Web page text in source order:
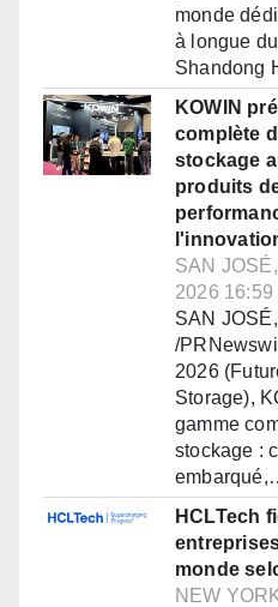
monde
à longue
Shandong
KOWIN
complète
stockage
produits
SAN
2026 16:59
SAN
/
2026
Storage),
gamme
stockage :
HCLTech
monde
NEW